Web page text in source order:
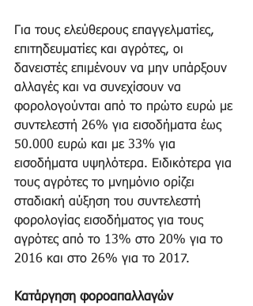
Για τους ελεύθερους επαγγελματίες,
επιτηδευματίες και αγρότες, οι
δανειστές επιμένουν να μην υπάρξουν
αλλαγές και να συνεχίσουν να
φορολογούνται από το πρώτο ευρώ με
συντελεστή 26% για εισοδήματα έως
50.000 ευρώ και με 33% για
εισοδήματα υψηλότερα. Ειδικότερα για
τους αγρότες το μνημόνιο ορίζει
σταδιακή αύξηση του συντελεστή
φορολογίας εισοδήματος για τους
αγρότες από το 13% στο 20% για το
2016 και στο 26% για το 2017.
Κατάργηση φοροαπαλλαγών